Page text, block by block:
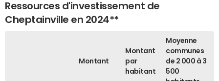
Ressources d'investissement de
Cheptainville en 2024**
Montant
Montant
par
habitant
Moyenne
communes
de 2 000 à 3
500